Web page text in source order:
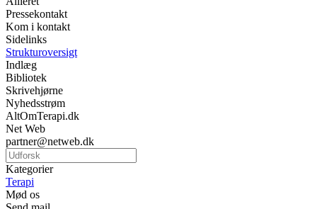
Pressekontakt
Kom i kontakt
Sidelinks
Strukturoversigt
Indlæg
Bibliotek
Skrivehjørne
Nyhedsstrøm
AltOmTerapi.dk
Net Web
partner@netweb.dk
Kategorier
Terapi
Mød os